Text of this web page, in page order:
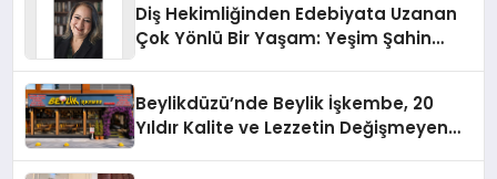
Diş Hekimliğinden Edebiyata Uzanan
Çok Yönlü Bir Yaşam: Yeşim Şahin
Beylikdüzü’nde Beylik İşkembe, 20
Yıldır Kalite ve Lezzetin Değişmeyen